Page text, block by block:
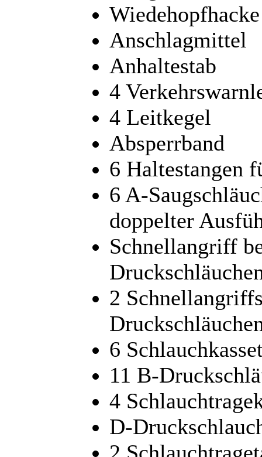
Wiedehopfhacke
Anschlagmittel
Anhaltestab
4
4 Leitkegel
Absperrband
6 Haltestangen
6 A-
doppelter
Schnellangriff
2
6
11 B-
4
D-